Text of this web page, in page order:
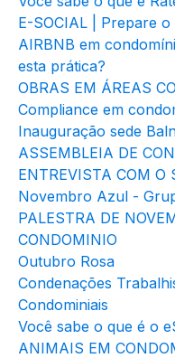
E-SOCIAL | Prepare
AIRBNB em
esta prática?
OBRAS EM ÁREAS
Compliance em
Inauguração sede
ASSEMBLEIA DE
ENTREVISTA COM O
Novembro Azul -
PALESTRA DE
CONDOMINIO
Outubro Rosa
Condenações
Condominiais
Você sabe o que é o
ANIMAIS EM